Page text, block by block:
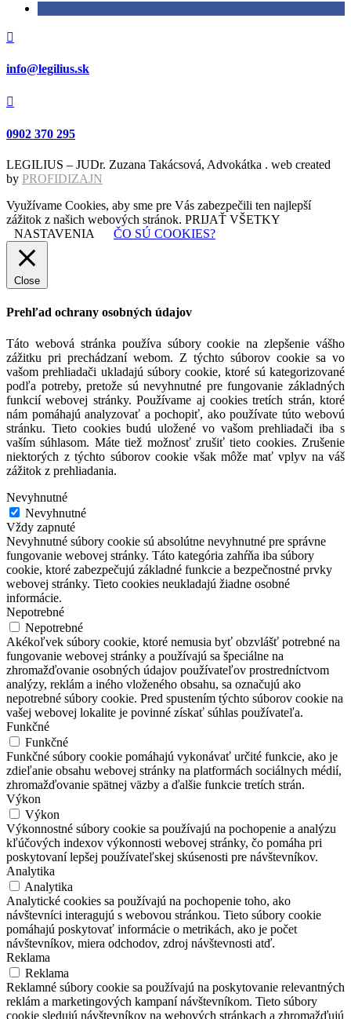

info@legilius.sk

0902 370 295
LEGILIUS – JUDr. Zuzana Takácsová, Advokátka . web created
by PROFIDIZAJN
Využívame Cookies, aby sme pre Vás zabezpečili ten najlepší
zážitok z našich webových stránok. PRIJAŤ VŠETKY
NASTAVENIA
ČO SÚ COOKIES?
Close
Prehľad ochrany osobných údajov
Táto webová stránka používa súbory cookie na zlepšenie vášho
zážitku pri prechádzaní webom. Z týchto súborov cookie sa vo
vašom prehliadači ukladajú súbory cookie, ktoré sú kategorizované
podľa potreby, pretože sú nevyhnutné pre fungovanie základných
funkcií webovej stránky. Používame aj cookies tretích strán, ktoré
nám pomáhajú analyzovať a pochopiť, ako používate túto webovú
stránku. Tieto cookies budú uložené vo vašom prehliadači iba s
vaším súhlasom. Máte tiež možnosť zrušiť tieto cookies. Zrušenie
niektorých z týchto súborov cookie však môže mať vplyv na váš
zážitok z prehliadania.
Nevyhnutné
Nevyhnutné
Vždy zapnuté
Nevyhnutné súbory cookie sú absolútne nevyhnutné pre správne
fungovanie webovej stránky. Táto kategória zahŕňa iba súbory
cookie, ktoré zabezpečujú základné funkcie a bezpečnostné prvky
webovej stránky. Tieto cookies neukladajú žiadne osobné
informácie.
Nepotrebné
Nepotrebné
Akékoľvek súbory cookie, ktoré nemusia byť obzvlášť potrebné na
fungovanie webovej stránky a používajú sa špeciálne na
zhromažďovanie osobných údajov používateľov prostredníctvom
analýzy, reklám a iného vloženého obsahu, sa označujú ako
nepotrebné súbory cookie. Pred spustením týchto súborov cookie na
vašej webovej lokalite je povinné získať súhlas používateľa.
Funkčné
Funkčné
Funkčné súbory cookie pomáhajú vykonávať určité funkcie, ako je
zdieľanie obsahu webovej stránky na platformách sociálnych médií,
zhromažďovanie spätnej väzby a ďalšie funkcie tretích strán.
Výkon
Výkon
Výkonnostné súbory cookie sa používajú na pochopenie a analýzu
kľúčových indexov výkonnosti webovej stránky, čo pomáha pri
poskytovaní lepšej používateľskej skúsenosti pre návštevníkov.
Analytika
Analytika
Analytické cookies sa používajú na pochopenie toho, ako
návštevníci interagujú s webovou stránkou. Tieto súbory cookie
pomáhajú poskytovať informácie o metrikách, ako je počet
návštevníkov, miera odchodov, zdroj návštevnosti atď.
Reklama
Reklama
Reklamné súbory cookie sa používajú na poskytovanie relevantných
reklám a marketingových kampaní návštevníkom. Tieto súbory
cookie sledujú návštevníkov na webových stránkach a zhromažďujú